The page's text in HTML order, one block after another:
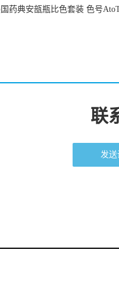
药典安瓿瓶比色套装 色号
联
发送